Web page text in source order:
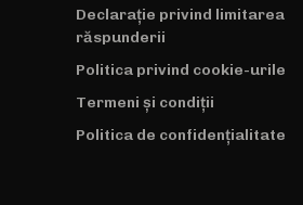
Declarație privind limitarea
răspunderii
Politica privind cookie-urile
Termeni și condiții
Politica de confidențialitate